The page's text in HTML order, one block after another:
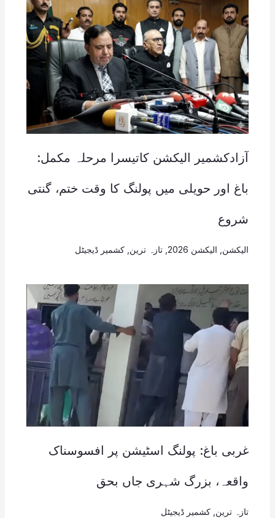
آزادکشمیر الیکشن کاتیسرا مرحلہ مکمل:
باغ اور حویلی میں پولنگ کا وقت ختم، گنتی
شروع
الیکشن الیکشن 2026 , تازہ ترین کشمیر ڈیجیٹل
غربی باغ: پولنگ اسٹیشن پر افسوسناک
واقعہ، بزرگ شہری جاں بحق
تازہ ترین کشمیر ڈیجیٹل